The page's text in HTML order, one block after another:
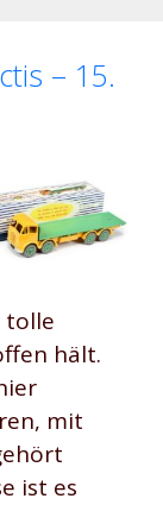
– 15.
tolle
hält.
mit
ist es